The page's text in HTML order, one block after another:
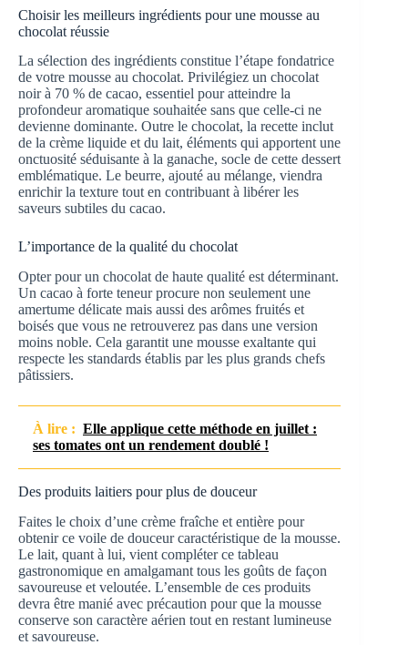
Choisir les meilleurs ingrédients pour une mousse au
chocolat réussie
La sélection des ingrédients constitue l’étape fondatrice
de votre mousse au chocolat. Privilégiez un chocolat
noir à 70 % de cacao, essentiel pour atteindre la
profondeur aromatique souhaitée sans que celle-ci ne
devienne dominante. Outre le chocolat, la recette inclut
de la crème liquide et du lait, éléments qui apportent une
onctuosité séduisante à la ganache, socle de cette dessert
emblématique. Le beurre, ajouté au mélange, viendra
enrichir la texture tout en contribuant à libérer les
saveurs subtiles du cacao.
L’importance de la qualité du chocolat
Opter pour un chocolat de haute qualité est déterminant.
Un cacao à forte teneur procure non seulement une
amertume délicate mais aussi des arômes fruités et
boisés que vous ne retrouverez pas dans une version
moins noble. Cela garantit une mousse exaltante qui
respecte les standards établis par les plus grands chefs
pâtissiers.
À lire : Elle applique cette méthode en juillet :
ses tomates ont un rendement doublé !
Des produits laitiers pour plus de douceur
Faites le choix d’une crème fraîche et entière pour
obtenir ce voile de douceur caractéristique de la mousse.
Le lait, quant à lui, vient compléter ce tableau
gastronomique en amalgamant tous les goûts de façon
savoureuse et veloutée. L’ensemble de ces produits
devra être manié avec précaution pour que la mousse
conserve son caractère aérien tout en restant lumineuse
et savoureuse.